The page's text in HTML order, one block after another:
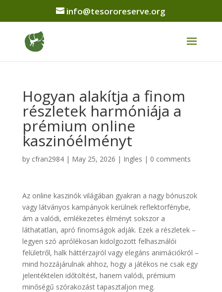
info@tesororeserve.org
Hogyan alakítja a finom
részletek harmóniája a
prémium online
kaszinóélményt
by cfran2984| May 25, 2026 | Ingles | 0 comments
Az online kaszinók világában gyakran a nagy bónuszok
vagy látványos kampányok kerülnek reflektorfénybe,
ám a valódi, emlékezetes élményt sokszor a
láthatatlan, apró finomságok adják. Ezek a részletek –
legyen szó aprólékosan kidolgozott felhasználói
felületről, halk háttérzajról vagy elegáns animációkról –
mind hozzájárulnak ahhoz, hogy a játékos ne csak egy
jelentéktelen időtöltést, hanem valódi, prémium
minőségű szórakozást tapasztaljon meg.